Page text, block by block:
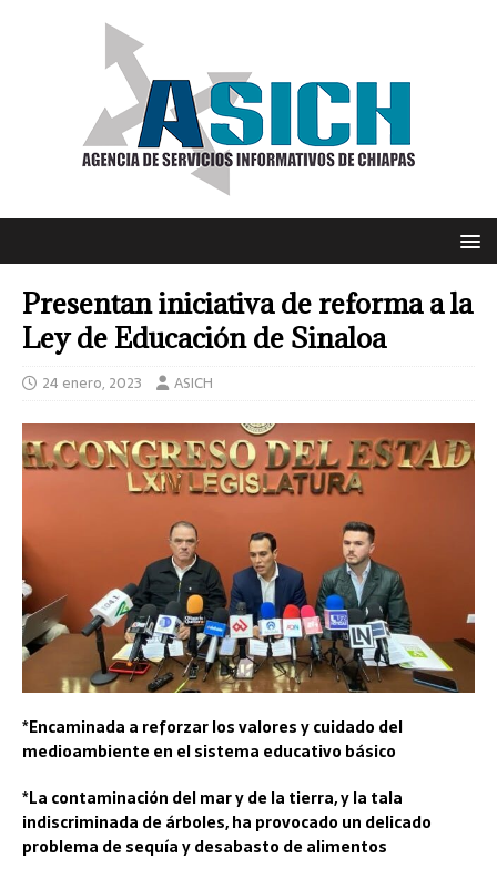
Presentan iniciativa de reforma a la
Ley de Educación de Sinaloa
24 enero, 2023 ASICH
*Encaminada a reforzar los valores y cuidado del
medioambiente en el sistema educativo básico
*La contaminación del mar y de la tierra, y la tala
indiscriminada de árboles, ha provocado un delicado
problema de sequía y desabasto de alimentos